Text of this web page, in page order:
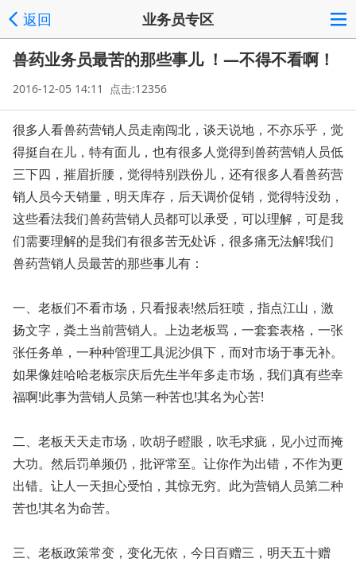
返回 业务员专区
兽药业务员最苦的那些事儿 ！—不得不看啊！
2016-12-05 14:11 点击:12356
很多人看兽药营销人员走南闯北，谈天说地，不亦乐乎，觉
得挺自在儿，特有面儿，也有很多人觉得到兽药营销人员低
三下四，摧眉折腰，觉得特别跌份儿，还有很多人看兽药营
销人员今天销量，明天库存，后天调价促销，觉得特没劲，
这些看法我们兽药营销人员都可以承受，可以理解，可是我
们需要理解的是我们有很多苦无处诉，很多痛无法解!我们
兽药营销人员最苦的那些事儿有：
一、老板们不看市场，只看报表!然后狂喷，指点江山，激
扬文字，粪土当前营销人。上边老板骂，一套套表格，一张
张任务单，一种种管理工具泥沙俱下，而对市场于事无补。
如果像娃哈哈老板宗庆后先生半年多走市场，我们真有些幸
福啊!此事为营销人员第一种苦也!其名为心苦!
二、老板天天走市场，吹胡子瞪眼，吹毛求疵，见小过而掩
大功。然后罚单频仍，批评常至。让你作为出错，不作为更
出错。让人一天担心受怕，其惊无穷。此为营销人员第二种
苦也!其名为命苦。
三、老板政策常变，变化无依，今日百赠三，明天五十赠